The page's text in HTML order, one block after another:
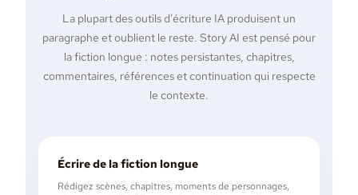
La plupart des outils d’écriture IA produisent un
paragraphe et oublient le reste. Story AI est pensé pour
la fiction longue : notes persistantes, chapitres,
commentaires, références et continuation qui respecte
le contexte.
Écrire de la fiction longue
Rédigez scènes, chapitres, moments de personnages,